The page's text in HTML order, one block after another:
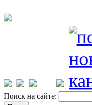
Поиск на сайте: